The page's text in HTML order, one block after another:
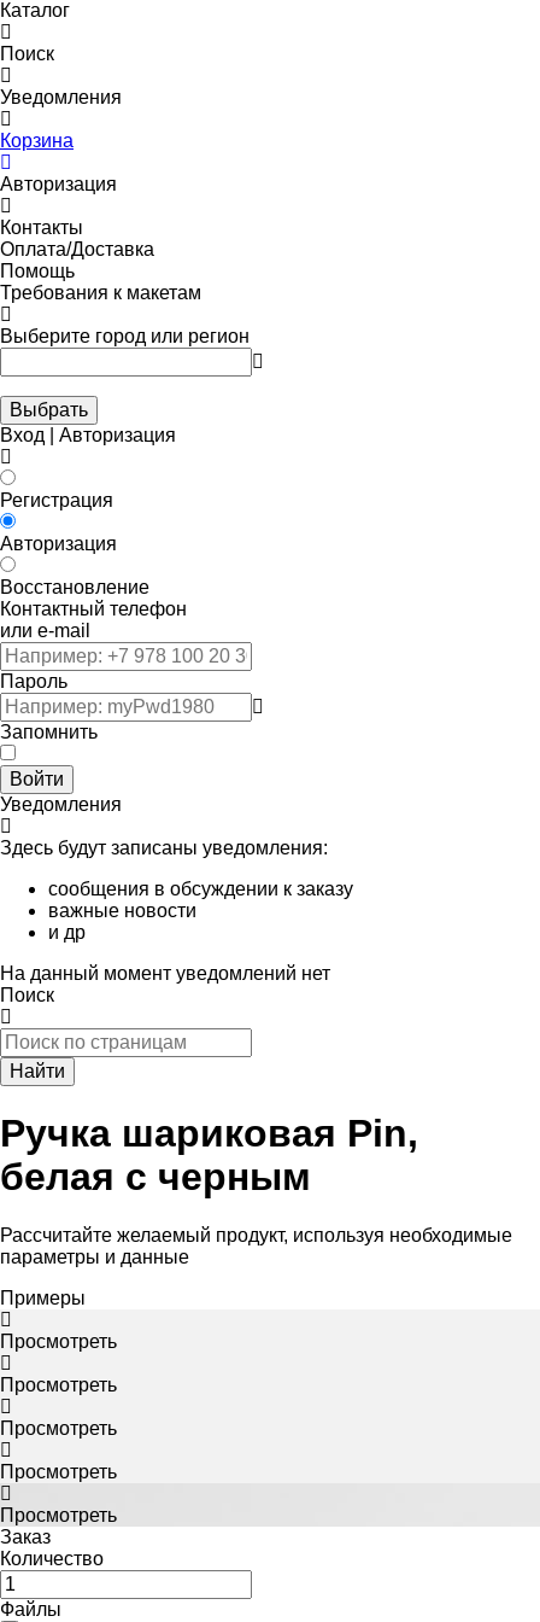
Каталог
Поиск
Уведомления
Корзина
Авторизация
Контакты
Оплата/Доставка
Помощь
Требования к макетам
Выберите город или регион
Выбрать
Вход | Авторизация
Регистрация
Авторизация
Восстановление
Контактный телефон
или e-mail
Пароль
Запомнить
Войти
Уведомления
Здесь будут записаны уведомления:
сообщения в обсуждении к заказу
важные новости
и др
На данный момент уведомлений нет
Поиск
Найти
Ручка шариковая Pin,
белая с черным
Рассчитайте желаемый продукт, используя необходимые
параметры и данные
Примеры
Просмотреть
Просмотреть
Просмотреть
Просмотреть
Просмотреть
Заказ
Количество
Файлы